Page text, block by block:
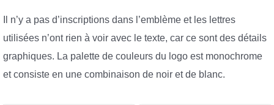
Il n’y a pas d’inscriptions dans l’emblème et les lettres
utilisées n’ont rien à voir avec le texte, car ce sont des détails
graphiques. La palette de couleurs du logo est monochrome
et consiste en une combinaison de noir et de blanc.